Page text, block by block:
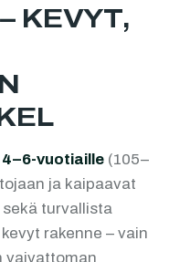
KEVYT,
4–6-vuotiaille (105–
ja kaipaavat
turvallista
rakenne – vain
vaivattoman